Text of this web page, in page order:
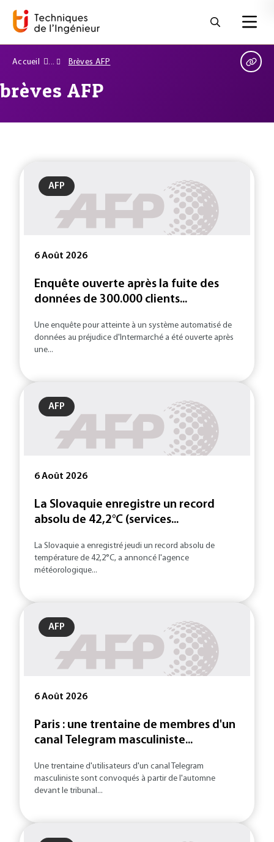
Accueil Brèves AFP
brèves AFP
AFP
6 Août 2026
Enquête ouverte après la fuite des
données de 300.000 clients...
Une enquête pour atteinte à un système automatisé de
données au préjudice d'Intermarché a été ouverte après
une...
AFP
6 Août 2026
La Slovaquie enregistre un record
absolu de 42,2°C (services...
La Slovaquie a enregistré jeudi un record absolu de
température de 42,2°C, a annoncé l'agence
météorologique...
AFP
6 Août 2026
Paris : une trentaine de membres d'un
canal Telegram masculiniste...
Une trentaine d'utilisateurs d'un canal Telegram
masculiniste sont convoqués à partir de l'automne
devant le tribunal...